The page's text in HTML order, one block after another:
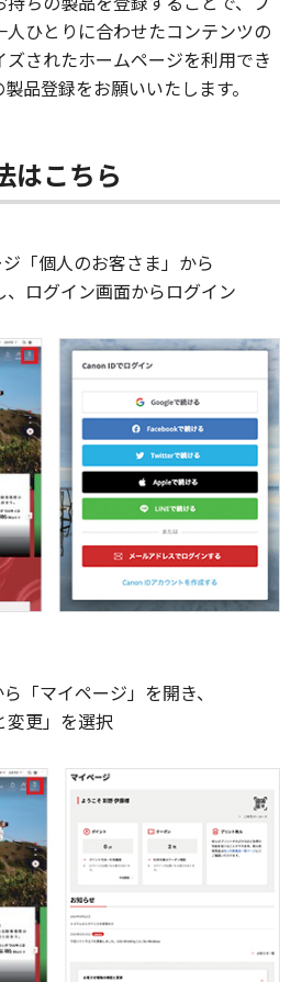
人ひとりに合わせたコンテンツの
されたホームページを利用でき
品登録をお願いいたします。
はこちら
「個人のお客さま」から
ログイン画面からログイン
「マイページ」を開き、
変更」を選択